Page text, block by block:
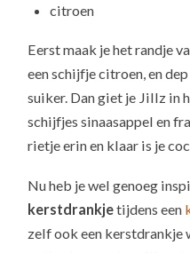
citroen
Eerst maak je het randje
een schijfje citroen, en
suiker. Dan giet je Jillz in
schijfjes sinaasappel en
rietje erin en klaar is je
Nu heb je wel genoeg
kerstdrankjetijdens een
zelf ook een kerstdrankje